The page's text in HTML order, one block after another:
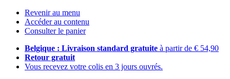
Revenir au menu
Accéder au contenu
Consulter le panier
Belgique : Livraison standard gratuite à partir de € 54,90
Retour gratuit
Vous recevez votre colis en 3 jours ouvrés.